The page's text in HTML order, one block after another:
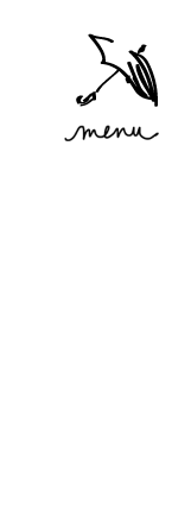
Accéder
au menu